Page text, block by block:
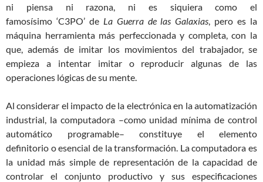
ni piensa ni razona, ni es siquiera como el
famosísimo ‘C3PO’ deLa Guerra de las Galaxias, pero es la
máquina herramienta más perfeccionada y completa, con la
que, además de imitar los movimientos del trabajador, se
empieza a intentar imitar o reproducir algunas de las
operaciones lógicas de su mente.
Al considerar el impacto de la electrónica en la automatización
industrial, la computadora –como unidad mínima de control
automático programable– constituye el elemento
definitorio o esencial de la transformación. La computadora es
la unidad más simple de representación de la capacidad de
controlar el conjunto productivo y sus especificaciones